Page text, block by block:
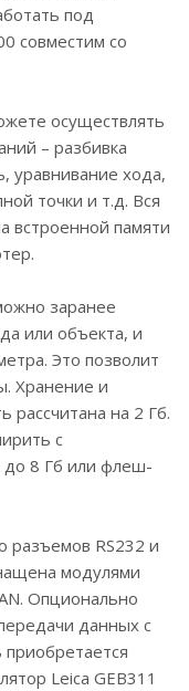
под
совместим со
осуществлять
– разбивка
уравнивание хода,
точки и т.д. Вся
встроенной памяти
заранее
или объекта, и
Это позволит
Хранение и
рассчитана на 2 Гб.
с
до 8 Гб или флеш-
RS232 и
модулями
Опционально
данных с
Leica GEB311